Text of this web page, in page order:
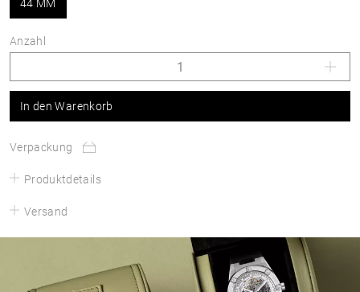
44 MM
Anzahl
In den Warenkorb
Verpackung
Produktdetails
Versand